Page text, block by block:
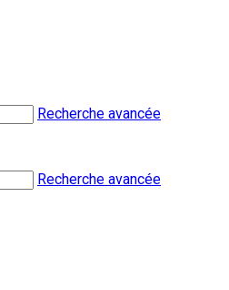
Recherche avancée
Recherche avancée